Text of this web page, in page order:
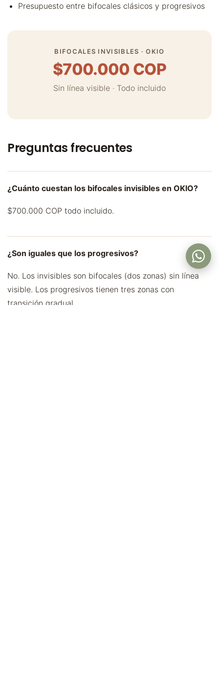
Presupuesto entre bifocales clásicos y progresivos
BIFOCALES INVISIBLES · OKIO
$700.000 COP
Sin línea visible · Todo incluido
Preguntas frecuentes
¿Cuánto cuestan los bifocales invisibles en OKIO?
$700.000 COP todo incluido.
¿Son iguales que los progresivos?
No. Los invisibles son bifocales (dos zonas) sin línea
visible. Los progresivos tienen tres zonas con
transición gradual.